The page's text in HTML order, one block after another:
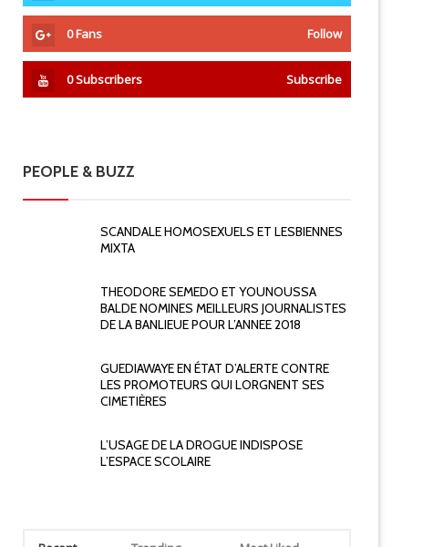
0Fans Follow
0Subscribers Subscribe
PEOPLE & BUZZ
SCANDALE HOMOSEXUELS ET LESBIENNES
MIXTA
THEODORE SEMEDO ET YOUNOUSSA
BALDE NOMINES MEILLEURS JOURNALISTES
DE LA BANLIEUE POUR L’ANNEE 2018
GUEDIAWAYE EN ÉTAT D’ALERTE CONTRE
LES PROMOTEURS QUI LORGNENT SES
CIMETIÈRES
L’USAGE DE LA DROGUE INDISPOSE
L’ESPACE SCOLAIRE